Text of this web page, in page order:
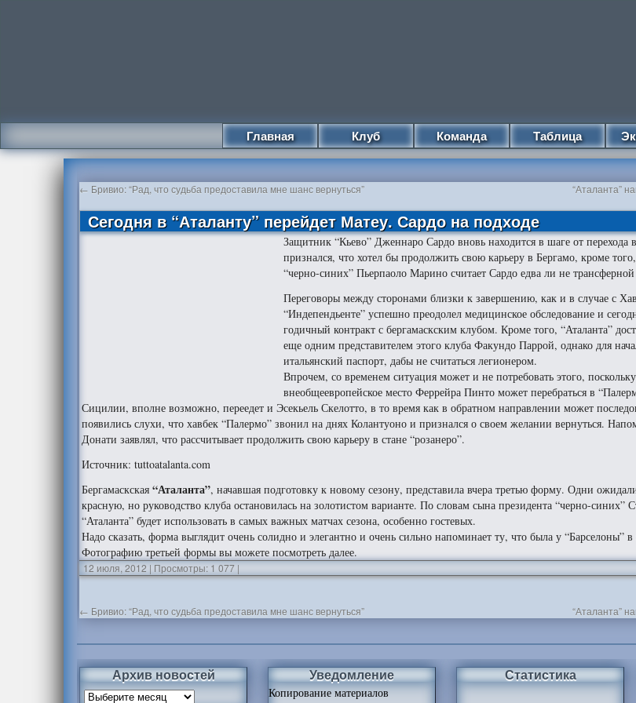
Главная Клуб Команда Таблица
← Бривио: “Рад, что судьба предоставила мне шанс вернуться” “Аталанта”
Сегодня в “Аталанту” перейдет Матеу. Сардо на подходе
Защитник “Кьево” Дженнаро Сардо вновь находится в шаге от перехода
признался, что хотел бы продолжить свою карьеру в Бергамо, кроме
“черно-синих” Пьерпаоло Марино считает Сардо едва ли не
Переговоры между сторонами близки к завершению, как и в случае с
“Индепендьенте” успешно преодолел медицинское обследование и
годичный контракт с бергамаскским клубом. Кроме того, “Аталанта”
еще одним представителем этого клуба Факундо Паррой, однако для
итальянский паспорт, дабы не считаться легионером.
Впрочем, со временем ситуация может и не потребовать этого,
внеобщеевропейское место Феррейра Пинто может перебраться в
Сицилии, вполне возможно, переедет и Эсекьель Скелотто, в то время как в обратном направлении может
появились слухи, что хавбек “Палермо” звонил на днях Колантуоно и признался о своем желании вернуться.
Донати заявлял, что рассчитывает продолжить свою карьеру в стане “розанеро”.
Источник: tuttoatalanta.com
Бергамаскская“Аталанта”, начавшая подготовку к новому сезону, представила вчера третью форму. Одни
красную, но руководство клуба остановилась на золотистом варианте. По словам сына президента “черно-синих”
“Аталанта” будет использовать в самых важных матчах сезона, особенно гостевых.
Надо сказать, форма выглядит очень солидно и элегантно и очень сильно напоминает ту, что была у “Барселоны”
Фотографию третьей формы вы можете посмотреть далее.
12 июля, 2012 | Просмотры: 1 077 |
← Бривио: “Рад, что судьба предоставила мне шанс вернуться” “Аталанта”
Архив новостей Уведомление
Копирование материалов
Статистика